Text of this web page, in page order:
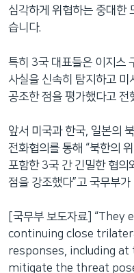
심각하게 위협하는 중대한
습니다.
특히 3국 대표들은 이지스
사실을 신속히 탐지하고 미
공조한 점을 평가했다고 전
앞서 미국과 한국, 일본의
전화협의를 통해 “북한의
포함한 3국 간 긴밀한 협의
점을 강조했다”고 국무부가
[국무부 보도자료]
continuing close
responses, including at
mitigate the threat